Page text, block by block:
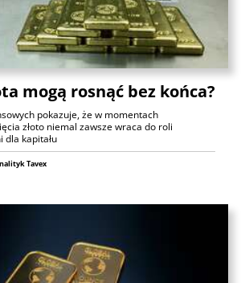
mogą rosnąć bez końca?
pokazuje, że w momentach
złoto niemal zawsze wraca do roli
dla kapitału
Tavex